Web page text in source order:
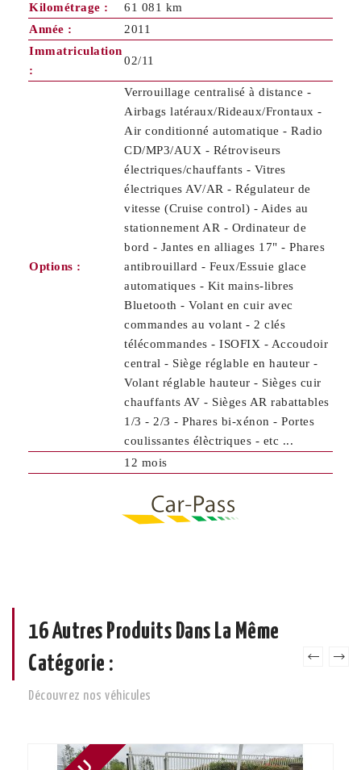
Kilométrage :
61 081 km
Année :
2011
Immatriculation
:
02/11
Options :
Verrouillage centralisé à distance -
Airbags latéraux/Rideaux/Frontaux -
Air conditionné automatique - Radio
CD/MP3/AUX - Rétroviseurs
électriques/chauffants - Vitres
électriques AV/AR - Régulateur de
vitesse (Cruise control) - Aides au
stationnement AR - Ordinateur de
bord - Jantes en alliages 17" - Phares
antibrouillard - Feux/Essuie glace
automatiques - Kit mains-libres
Bluetooth - Volant en cuir avec
commandes au volant - 2 clés
télécommandes - ISOFIX - Accoudoir
central - Siège réglable en hauteur -
Volant réglable hauteur - Sièges cuir
chauffants AV - Sièges AR rabattables
1/3 - 2/3 - Phares bi-xénon - Portes
coulissantes élèctriques - etc ...
12 mois
16 Autres Produits Dans La Même
Catégorie :
Découvrez nos véhicules